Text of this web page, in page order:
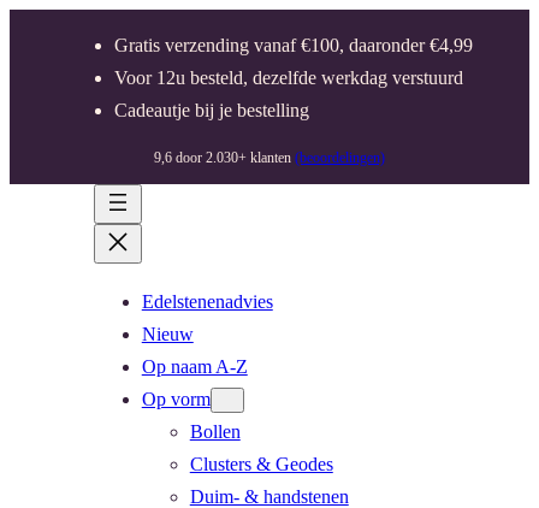
Gratis verzending vanaf €100, daaronder €4,99
Voor 12u besteld, dezelfde werkdag verstuurd
Cadeautje bij je bestelling
9,6 door 2.030+ klanten (beoordelingen)
Edelstenenadvies
Nieuw
Op naam A-Z
Op vorm
Bollen
Clusters & Geodes
Duim- & handstenen